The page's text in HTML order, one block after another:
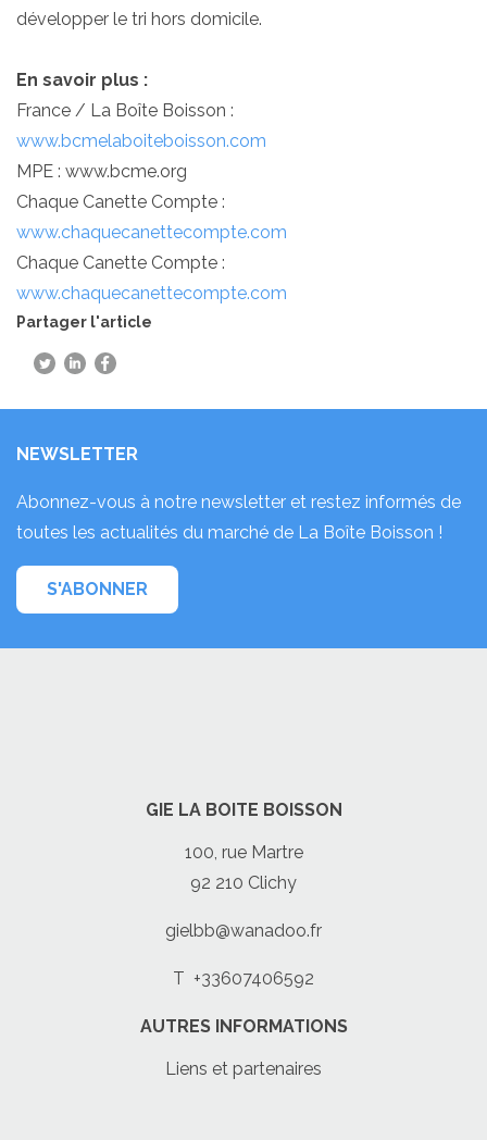
développer le tri hors domicile.
En savoir plus :
France / La Boîte Boisson :
www.bcmelaboiteboisson.com
MPE : www.bcme.org
Chaque Canette Compte :
www.chaquecanettecompte.com
Chaque Canette Compte :
www.chaquecanettecompte.com
Partager l'article
NEWSLETTER
Abonnez-vous à notre newsletter et restez informés de
toutes les actualités du marché de La Boîte Boisson !
S'ABONNER
GIE LA BOITE BOISSON
100, rue Martre
92 210 Clichy
gielbb@wanadoo.fr
T +33607406592
AUTRES INFORMATIONS
Liens et partenaires